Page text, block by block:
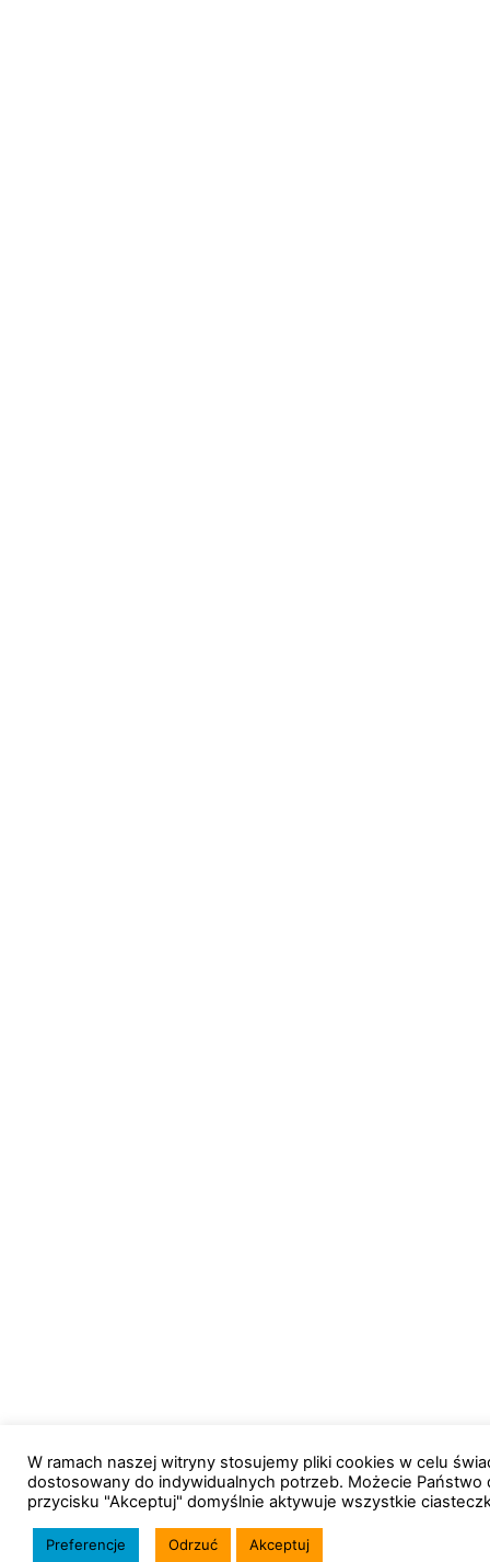
W ramach naszej witryny stosujemy pliki cookies w celu
dostosowany do indywidualnych potrzeb. Możecie
przycisku "Akceptuj" domyślnie aktywuje wszystkie
Preferencje Odrzuć Akceptuj